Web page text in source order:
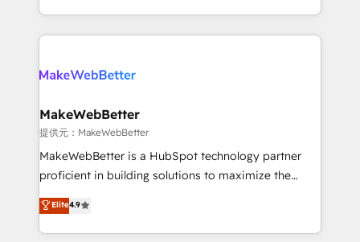
technical agency for a growth problem. Hire a
transform brand experiences As one of the few full-
service creative agencies in the HubSpot
winning design to build scalable, globally
marketing campaigns, & RevOps frameworks that
fuel long-term success We connect the entire
customer lifecycle through seamless integrations,
ensure long-term adoption with change-
and service to drive sustainable growth With 6 key
HubSpot accreditations and experience across
MakeWebBetter
提供元：MakeWebBetter
MakeWebBetter is a HubSpot technology partner
proficient in building solutions to maximize the
operational efficiency of HubSpot. The fastest-
growing tech-enabler & facilitator, MakeWebBetter,
hands you the blend of HubSpot expertise &
Elite4.9